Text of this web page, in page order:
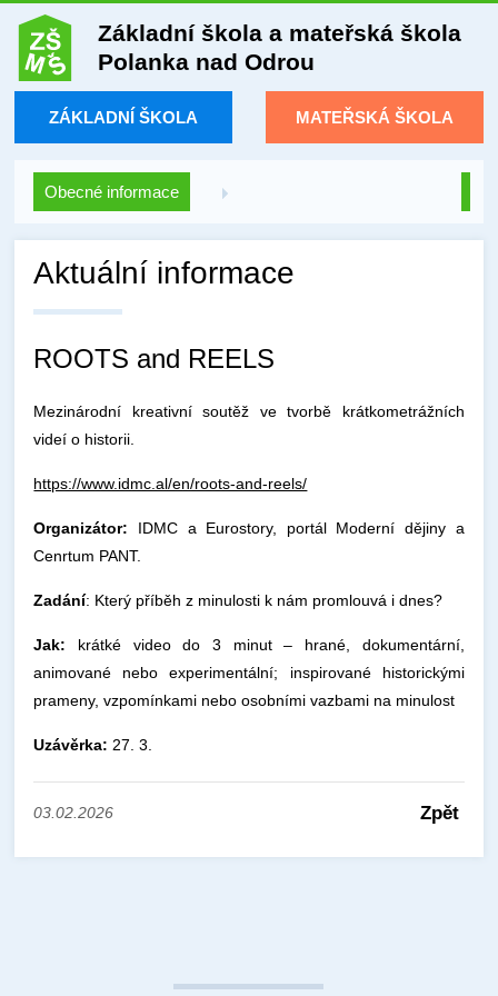
Základní škola a mateřská škola
Polanka nad Odrou
ZÁKLADNÍ ŠKOLA MATEŘSKÁ ŠKOLA
Obecné informace
Aktuální informace
ROOTS and REELS
Mezinárodní kreativní soutěž ve tvorbě krátkometrážních
videí o historii.
https://www.idmc.al/en/roots-and-reels/
Organizátor: IDMC a Eurostory, portál Moderní dějiny a
Cenrtum PANT.
Zadání: Který příběh z minulosti k nám promlouvá i dnes?
Jak: krátké video do 3 minut – hrané, dokumentární,
animované nebo experimentální; inspirované historickými
prameny, vzpomínkami nebo osobními vazbami na minulost
Uzávěrka: 27. 3.
03.02.2026 Zpět